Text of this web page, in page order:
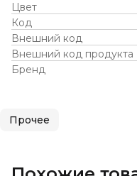
Цвет
Код
Внешний код
Внешний код продукта
Бренд
Прочее